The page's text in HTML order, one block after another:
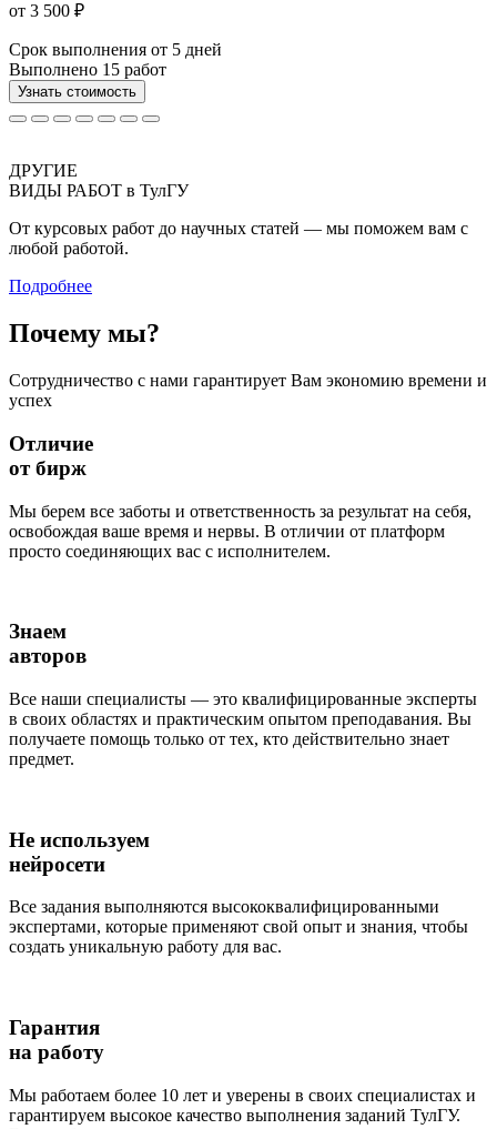
от 3 500 ₽
Срок выполнения от 5 дней
Выполнено 15 работ
Узнать стоимость
ДРУГИЕ
ВИДЫ РАБОТ в ТулГУ
От курсовых работ до научных статей — мы поможем вам с
любой работой.
Подробнее
Почему мы?
Сотрудничество с нами гарантирует Вам экономию времени и
успех
Отличие
от бирж
Мы берем все заботы и ответственность за результат на себя,
освобождая ваше время и нервы. В отличии от платформ
просто соединяющих вас с исполнителем.
Знаем
авторов
Все наши специалисты — это квалифицированные эксперты
в своих областях и практическим опытом преподавания. Вы
получаете помощь только от тех, кто действительно знает
предмет.
Не используем
нейросети
Все задания выполняются высококвалифицированными
экспертами, которые применяют свой опыт и знания, чтобы
создать уникальную работу для вас.
Гарантия
на работу
Мы работаем более 10 лет и уверены в своих специалистах и
гарантируем высокое качество выполнения заданий ТулГУ.